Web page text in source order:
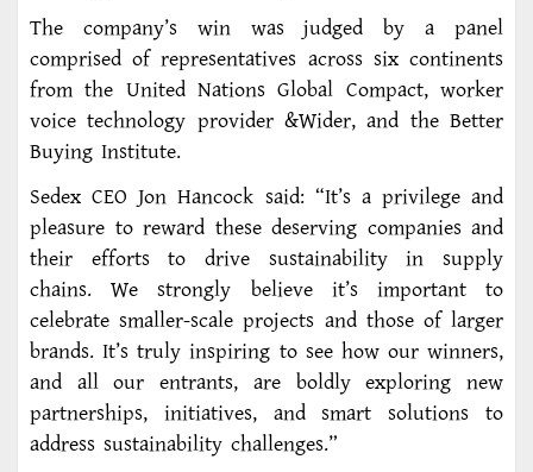
The company’s win was judged by a panel
comprised of representatives across six continents
from the United Nations Global Compact, worker
voice technology provider &Wider, and the Better
Buying Institute.
Sedex CEO Jon Hancock said: “It’s a privilege and
pleasure to reward these deserving companies and
their efforts to drive sustainability in supply
chains. We strongly believe it’s important to
celebrate smaller-scale projects and those of larger
brands. It’s truly inspiring to see how our winners,
and all our entrants, are boldly exploring new
partnerships, initiatives, and smart solutions to
address sustainability challenges.”